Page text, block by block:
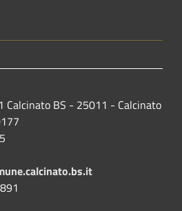
Calcinato BS - 25011 - Calcinato